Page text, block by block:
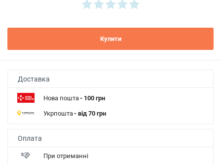
Купити
Доставка
Нова пошта- 100 грн
Укрпошта- від 70 грн
Оплата
При отриманні